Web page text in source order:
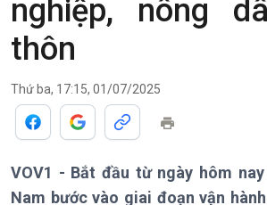
nghiệp, nông
thôn
Thứ ba, 17:15, 01/07/2025
VOV1 - Bắt đầu từ ngày hôm
Nam bước vào giai đoạn vận